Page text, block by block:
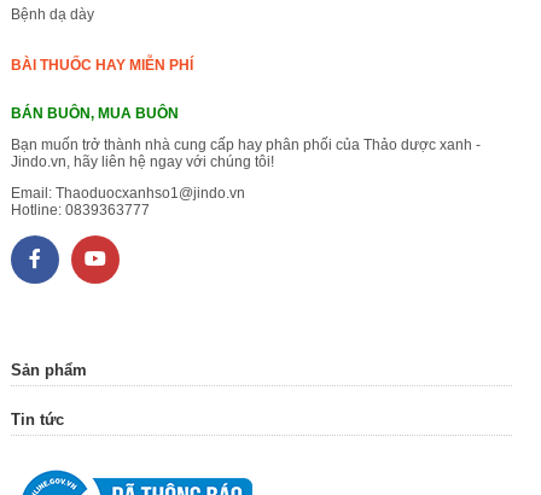
Bệnh dạ dày
BÀI THUỐC HAY MIỄN PHÍ
BÁN BUÔN, MUA BUÔN
Bạn muốn trở thành nhà cung cấp hay phân phối của Thảo dược xanh -
Jindo.vn, hãy liên hệ ngay với chúng tôi!
Email: Thaoduocxanhso1@jindo.vn
Hotline: 0839363777
Sản phẩm
Tin tức